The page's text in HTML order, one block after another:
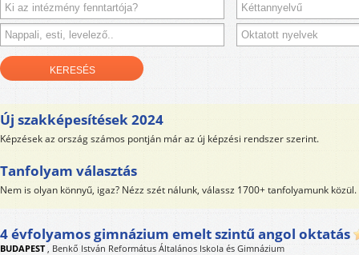
Új szakképesítések 2024
Képzések az ország számos pontján már az új képzési rendszer szerint.
Tanfolyam választás
Nem is olyan könnyű, igaz? Nézz szét nálunk, válassz 1700+ tanfolyamunk közül.
4 évfolyamos gimnázium emelt szintű angol oktatás
BUDAPEST, Benkő István Református Általános Iskola és Gimnázium